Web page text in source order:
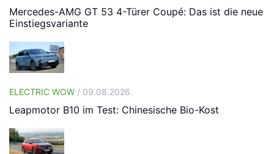
Mercedes-AMG GT 53 4-Türer Coupé: Das ist die neue
Einstiegsvariante
ELECTRIC WOW / 09.08.2026.
Leapmotor B10 im Test: Chinesische Bio-Kost